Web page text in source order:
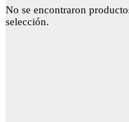
No se encontraron
selección.